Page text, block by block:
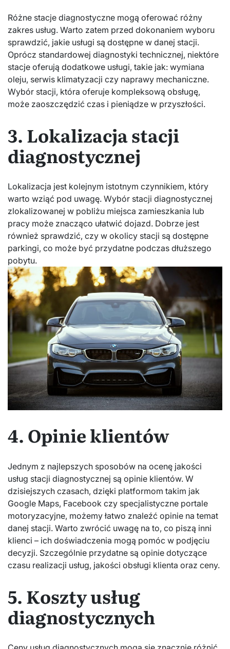
Różne stacje diagnostyczne mogą oferować różny
zakres usług. Warto zatem przed dokonaniem wyboru
sprawdzić, jakie usługi są dostępne w danej stacji.
Oprócz standardowej diagnostyki technicznej, niektóre
stacje oferują dodatkowe usługi, takie jak: wymiana
oleju, serwis klimatyzacji czy naprawy mechaniczne.
Wybór stacji, która oferuje kompleksową obsługę,
może zaoszczędzić czas i pieniądze w przyszłości.
3. Lokalizacja stacji
diagnostycznej
Lokalizacja jest kolejnym istotnym czynnikiem, który
warto wziąć pod uwagę. Wybór stacji diagnostycznej
zlokalizowanej w pobliżu miejsca zamieszkania lub
pracy może znacząco ułatwić dojazd. Dobrze jest
również sprawdzić, czy w okolicy stacji są dostępne
parkingi, co może być przydatne podczas dłuższego
pobytu.
4. Opinie klientów
Jednym z najlepszych sposobów na ocenę jakości
usług stacji diagnostycznej są opinie klientów. W
dzisiejszych czasach, dzięki platformom takim jak
Google Maps, Facebook czy specjalistyczne portale
motoryzacyjne, możemy łatwo znaleźć opinie na temat
danej stacji. Warto zwrócić uwagę na to, co piszą inni
klienci – ich doświadczenia mogą pomóc w podjęciu
decyzji. Szczególnie przydatne są opinie dotyczące
czasu realizacji usług, jakości obsługi klienta oraz ceny.
5. Koszty usług
diagnostycznych